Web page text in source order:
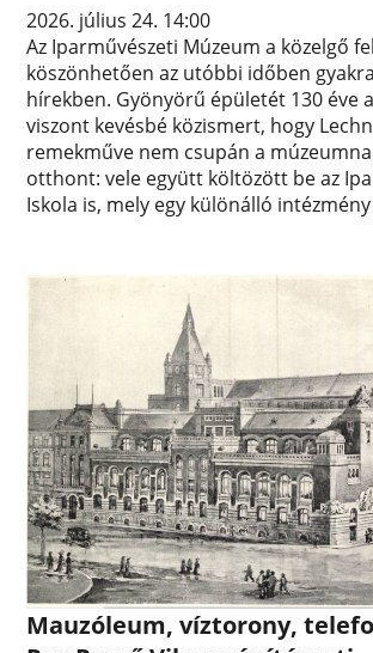
2026. július 24. 14:00
Az Iparművészeti Múzeum a közelgő
köszönhetően az utóbbi időben
hírekben. Gyönyörű épületét 130 éve
viszont kevésbé közismert, hogy
remekműve nem csupán a
otthont: vele együtt költözött be az
Iskola is, mely egy különálló
Mauzóleum, víztorony,